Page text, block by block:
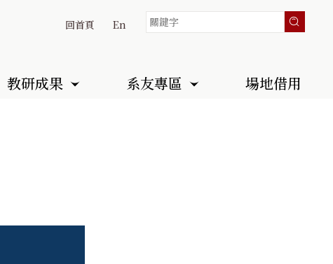
回首頁 En
教研成果 系友專區 場地借用